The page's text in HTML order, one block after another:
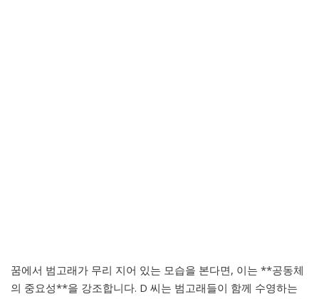
꿈에서 범고래가 무리 지어 있는 모습을 본다면, 이는 **공동체
의 중요성**을 강조합니다. D 씨는 범고래들이 함께 수영하는